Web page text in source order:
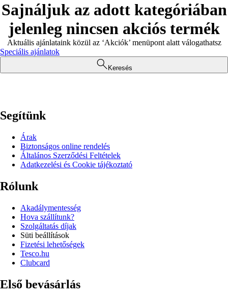
Sajnáljuk az adott kategóriában
jelenleg nincsen akciós termék
Aktuális ajánlataink közül az ‘Akciók’ menüpont alatt válogathatsz
Speciális ajánlatok
Keresés
Segítünk
Árak
Biztonságos online rendelés
Általános Szerződési Feltételek
Adatkezelési és Cookie tájékoztató
Rólunk
Akadálymentesség
Hova szállítunk?
Szolgáltatás díjak
Süti beállítások
Fizetési lehetőségek
Tesco.hu
Clubcard
Első bevásárlás